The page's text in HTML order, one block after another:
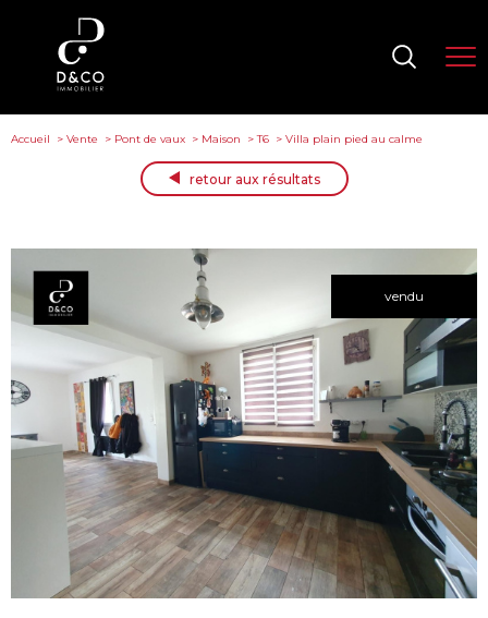
Accueil Vente Pont de vaux Maison T6 Villa plain pied au calme
retour aux résultats
vendu